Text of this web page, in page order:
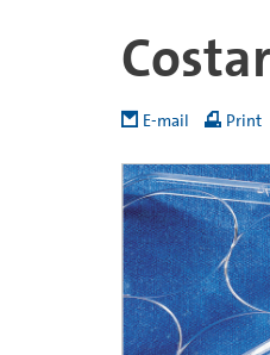
E-mail Print